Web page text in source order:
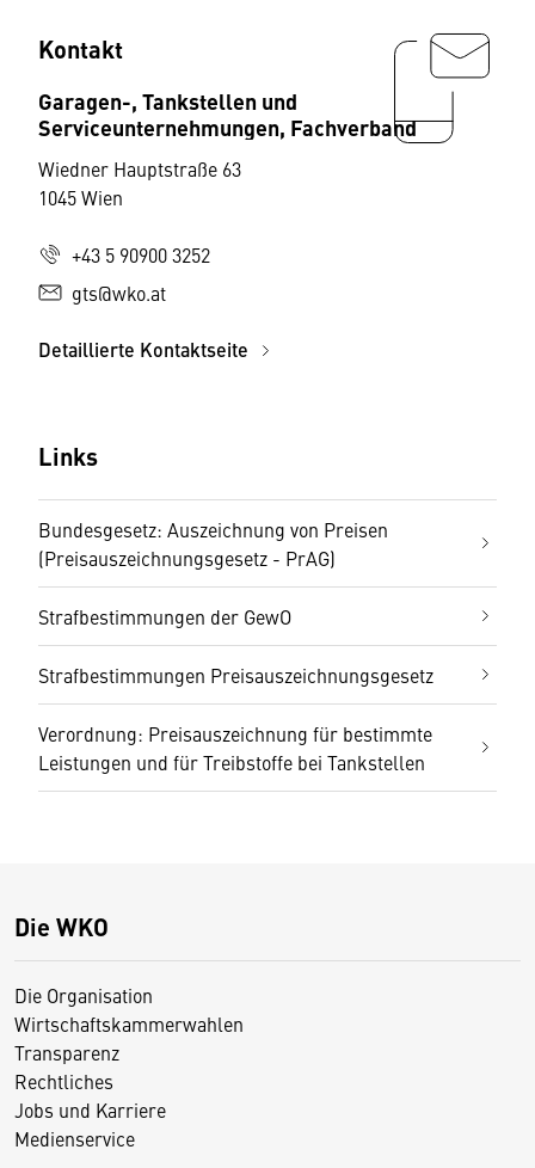
Kontakt
Garagen-, Tankstellen und
Serviceunternehmungen, Fachverband
Wiedner Hauptstraße 63
1045 Wien
+43 5 90900 3252
gts@wko.at
Detaillierte Kontaktseite
Links
Bundesgesetz: Auszeichnung von Preisen
(Preisauszeichnungsgesetz - PrAG)
Strafbestimmungen der GewO
Strafbestimmungen Preisauszeichnungsgesetz
Verordnung: Preisauszeichnung für bestimmte
Leistungen und für Treibstoffe bei Tankstellen
Die WKO
Die Organisation
Wirtschaftskammerwahlen
Transparenz
Rechtliches
Jobs und Karriere
Medienservice